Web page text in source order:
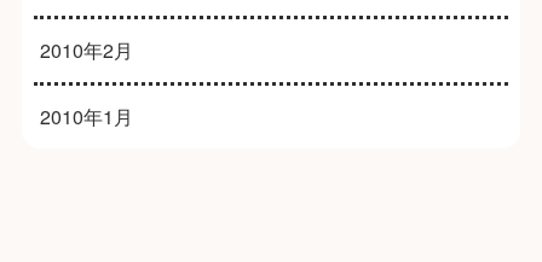
2010年2月
2010年1月